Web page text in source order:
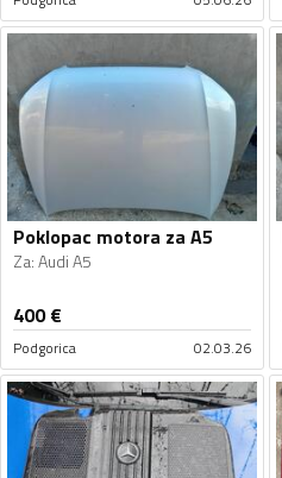
Poklopac motora za A5
Za:Audi A5
400€
Podgorica 02.03.26